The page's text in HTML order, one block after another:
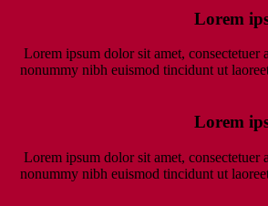
Lorem
Lorem ipsum dolor sit amet, consectetuer
nonummy nibh euismod tincidunt ut
Lorem
Lorem ipsum dolor sit amet, consectetuer
nonummy nibh euismod tincidunt ut